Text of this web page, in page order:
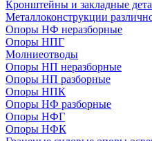
Кронштейны и закладные
Металлоконструкции
Опоры НФ неразборные
Опоры НПГ
Молниеотводы
Опоры НП неразборные
Опоры НП разборные
Опоры НПК
Опоры НФ разборные
Опоры НФГ
Опоры НФК